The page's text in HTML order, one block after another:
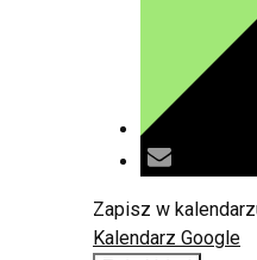
Zapisz w
Kalendarz Google